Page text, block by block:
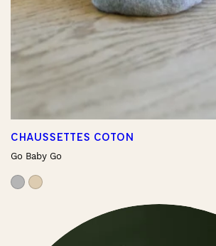
CHAUSSETTES COTON
Go Baby Go